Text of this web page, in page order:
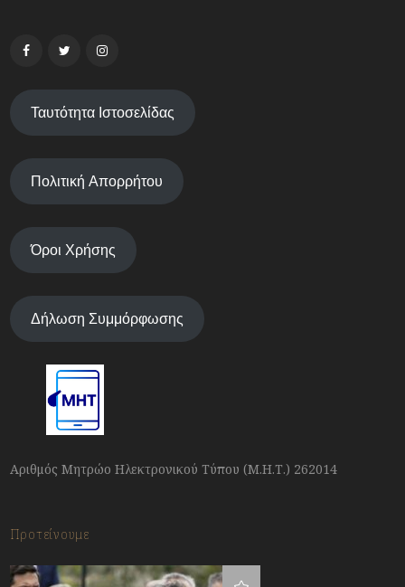
Ταυτότητα Ιστοσελίδας
Πολιτική Απορρήτου
Όροι Χρήσης
Δήλωση Συμμόρφωσης
Αριθμός Μητρώο Ηλεκτρονικού Τύπου (Μ.Η.Τ.) 262014
Προτείνουμε